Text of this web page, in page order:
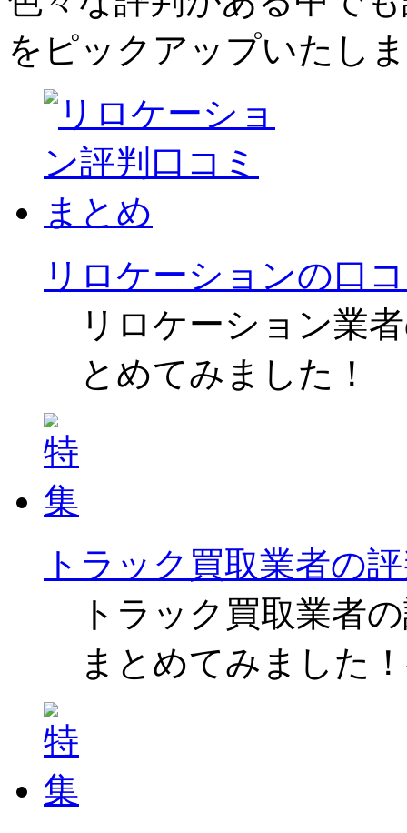
をピックアップいたし
リロケーションの口
リロケーション業
とめてみました！
トラック買取業者の
トラック買取業者
まとめてみました